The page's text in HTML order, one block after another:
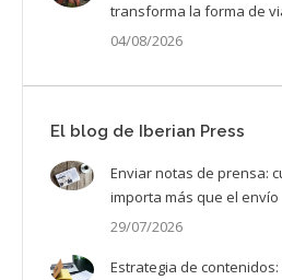
transforma la forma de
04/08/2026
El blog de Iberian Press
Enviar notas de prensa:
importa más que el envío
29/07/2026
Estrategia de